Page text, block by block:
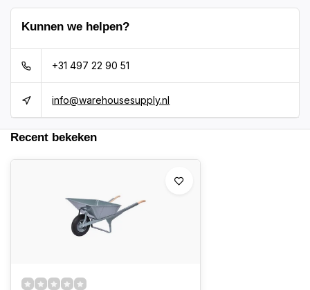
Kunnen we helpen?
+31 497 22 90 51
info@warehousesupply.nl
Recent bekeken